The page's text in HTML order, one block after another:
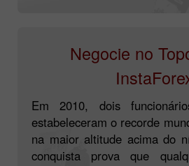
Negocie no
Em 2010, dois
estabeleceram o recorde
na maior altitude acima do
conquista prova que